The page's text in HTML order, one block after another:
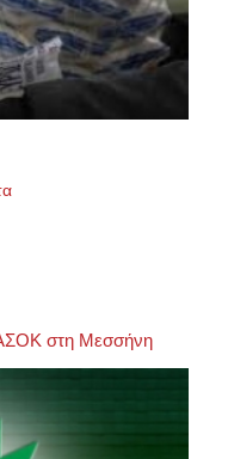
στη Μεσσήνη